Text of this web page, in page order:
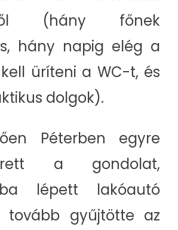
(hány főnek
hány napig elég a
üríteni a WC-t, és
dolgok).
Péterben egyre
a gondolat,
lépett lakóautó
tovább gyűjtötte az